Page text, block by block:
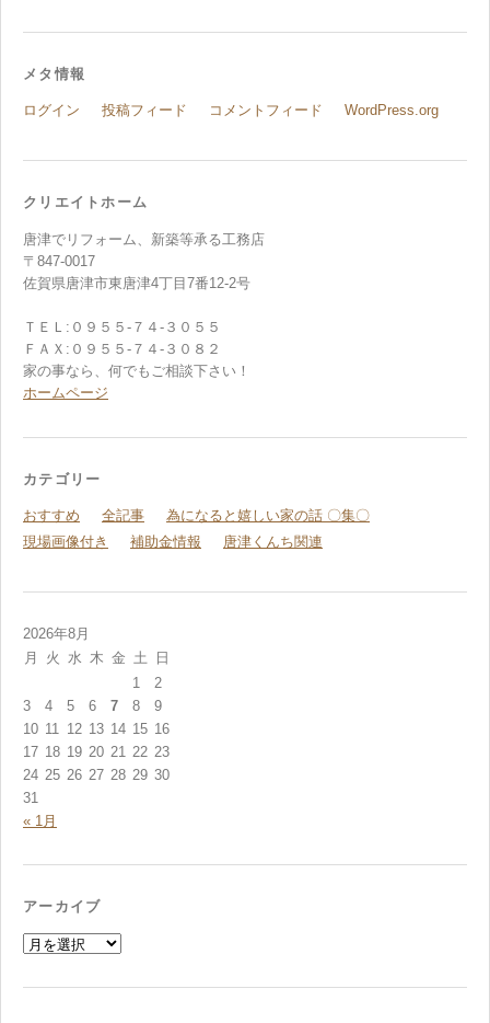
メタ情報
ログイン 投稿フィード コメントフィード WordPress.org
クリエイトホーム
唐津でリフォーム、新築等承る工務店
〒847-0017
佐賀県唐津市東唐津4丁目7番12-2号
ＴＥＬ:０９５５-７４-３０５５
ＦＡＸ:０９５５-７４-３０８２
家の事なら、何でもご相談下さい！
ホームページ
カテゴリー
おすすめ 全記事
為になると嬉しい家の話 〇集〇
現場画像付き
補助金情報 唐津くんち関連
2026年8月
月
火 水 木 金 土
日
1
2
3
4 5 6 7 8
9
10 11 12 13 14 15 16
17 18 19 20 21 22 23
24 25 26 27 28 29 30
31
« 1月
アーカイブ
ア
ー